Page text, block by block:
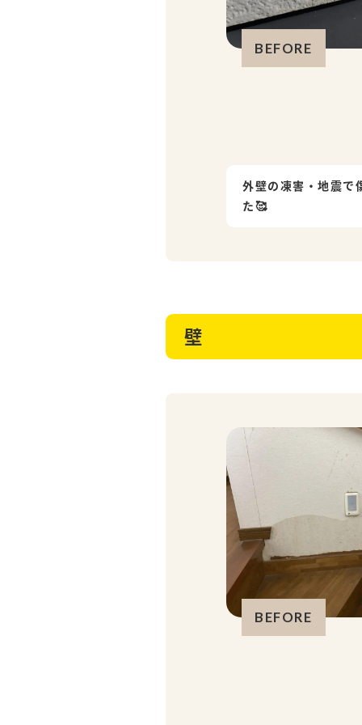
BEFORE
外壁の凍害・地震で
た🥰
壁
BEFORE